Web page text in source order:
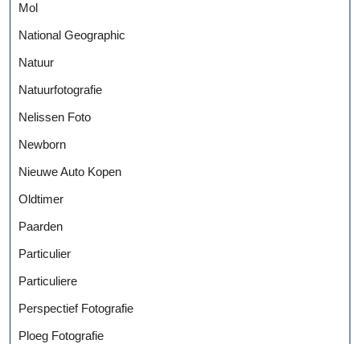
Mol
National Geographic
Natuur
Natuurfotografie
Nelissen Foto
Newborn
Nieuwe Auto Kopen
Oldtimer
Paarden
Particulier
Particuliere
Perspectief Fotografie
Ploeg Fotografie